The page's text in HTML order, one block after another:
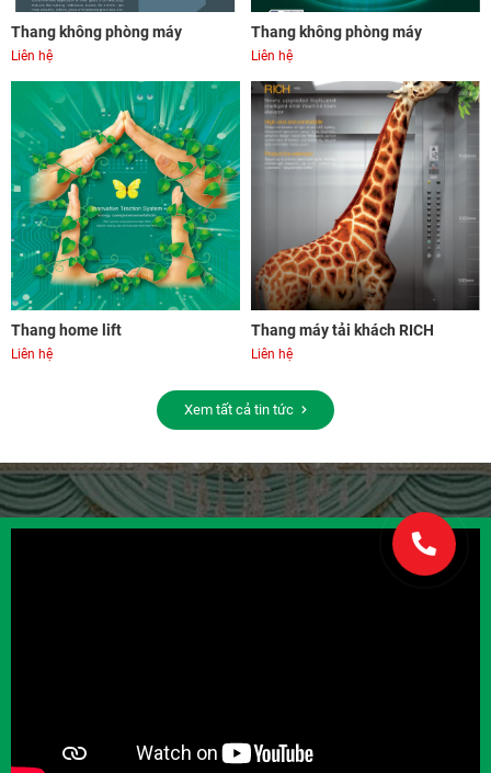
Thang không phòng máy
Liên hệ
Thang không phòng máy
Liên hệ
Thang home lift
Liên hệ
Thang máy tải khách RICH
Liên hệ
Xem tất cả tin tức